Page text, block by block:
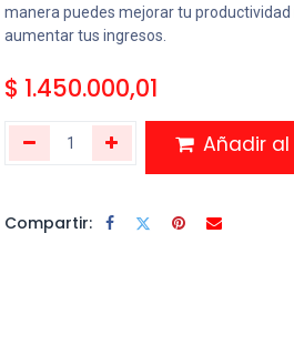
manera puedes mejorar tu
aumentar tus ingresos.
$ 1.450.000,01
Añadir
Compartir: